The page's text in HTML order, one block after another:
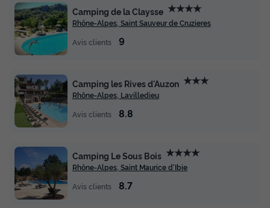
Camping de la Claysse ★★★★
Rhône-Alpes, Saint Sauveur de Cruzieres
Avis clients
9
Camping les Rives d'Auzon ★★★
Rhône-Alpes, Lavilledieu
Avis clients
8.8
Camping Le Sous Bois ★★★★
Rhône-Alpes, Saint Maurice d'Ibie
Avis clients
8.7